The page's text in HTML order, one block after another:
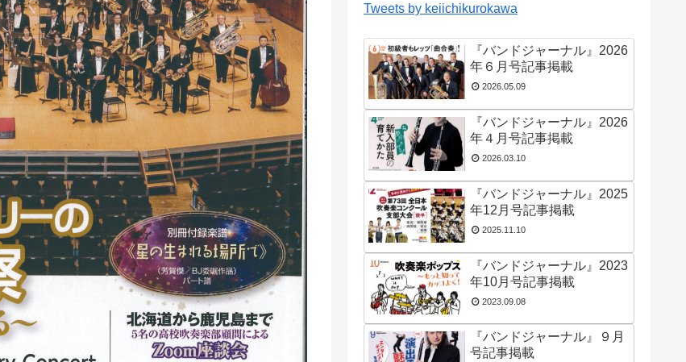
Tweets by keiichikurokawa
『バンドジャーナル』2026
年６月号記事掲載
2026.05.09
『バンドジャーナル』2026
年４月号記事掲載
2026.03.10
『バンドジャーナル』2025
年12月号記事掲載
2025.11.10
『バンドジャーナル』2023
年10月号記事掲載
2023.09.08
『バンドジャーナル』９月
号記事掲載